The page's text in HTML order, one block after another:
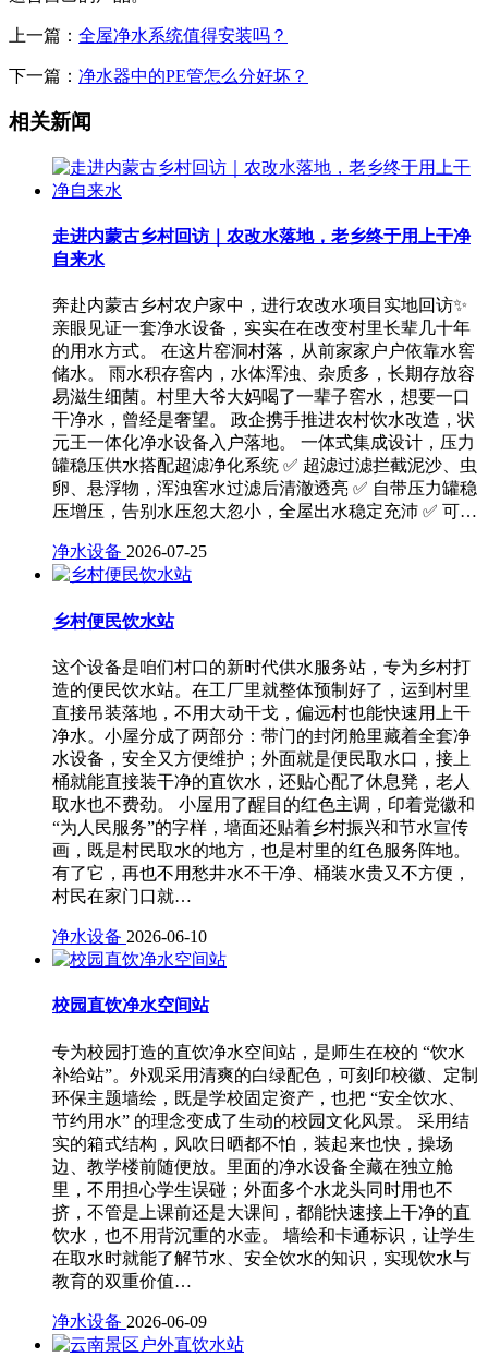
上一篇： 全屋净水系统值得安装吗？
下一篇： 净水器中的PE管怎么分好坏？
相关新闻
走进内蒙古乡村回访｜农改水落地，老乡终于用上干净
自来水
奔赴内蒙古乡村农户家中，进行农改水项目实地回访✨
亲眼见证一套净水设备，实实在在改变村里长辈几十年
的用水方式。 在这片窑洞村落，从前家家户户依靠水窖
储水。 雨水积存窖内，水体浑浊、杂质多，长期存放容
易滋生细菌。村里大爷大妈喝了一辈子窖水，想要一口
干净水，曾经是奢望。 政企携手推进农村饮水改造，状
元王一体化净水设备入户落地。 一体式集成设计，压力
罐稳压供水搭配超滤净化系统 ✅ 超滤过滤拦截泥沙、虫
卵、悬浮物，浑浊窖水过滤后清澈透亮 ✅ 自带压力罐稳
压增压，告别水压忽大忽小，全屋出水稳定充沛 ✅ 可…
净水设备 2026-07-25
乡村便民饮水站
这个设备是咱们村口的新时代供水服务站，专为乡村打
造的便民饮水站。在工厂里就整体预制好了，运到村里
直接吊装落地，不用大动干戈，偏远村也能快速用上干
净水。小屋分成了两部分：带门的封闭舱里藏着全套净
水设备，安全又方便维护；外面就是便民取水口，接上
桶就能直接装干净的直饮水，还贴心配了休息凳，老人
取水也不费劲。 小屋用了醒目的红色主调，印着党徽和
“为人民服务”的字样，墙面还贴着乡村振兴和节水宣传
画，既是村民取水的地方，也是村里的红色服务阵地。
有了它，再也不用愁井水不干净、桶装水贵又不方便，
村民在家门口就…
净水设备 2026-06-10
校园直饮净水空间站
专为校园打造的直饮净水空间站，是师生在校的 “饮水
补给站”。外观采用清爽的白绿配色，可刻印校徽、定制
环保主题墙绘，既是学校固定资产，也把 “安全饮水、
节约用水” 的理念变成了生动的校园文化风景。 采用结
实的箱式结构，风吹日晒都不怕，装起来也快，操场
边、教学楼前随便放。里面的净水设备全藏在独立舱
里，不用担心学生误碰；外面多个水龙头同时用也不
挤，不管是上课前还是大课间，都能快速接上干净的直
饮水，也不用背沉重的水壶。 墙绘和卡通标识，让学生
在取水时就能了解节水、安全饮水的知识，实现饮水与
教育的双重价值…
净水设备 2026-06-09